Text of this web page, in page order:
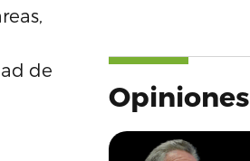
de
Opiniones